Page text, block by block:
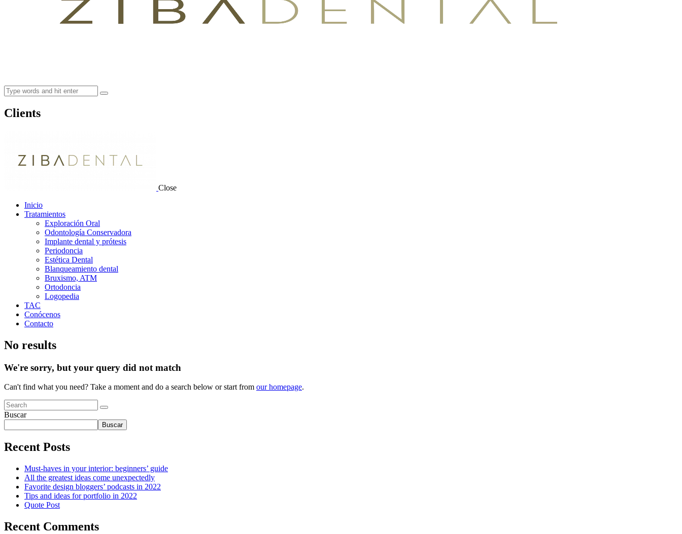
Clients
Close
Inicio
Tratamientos
Exploración Oral
Odontología Conservadora
Implante dental y prótesis
Periodoncia
Estética Dental
Blanqueamiento dental
Bruxismo, ATM
Ortodoncia
Logopedia
TAC
Conócenos
Contacto
No results
We're sorry, but your query did not match
Can't find what you need? Take a moment and do a search below or start from our homepage.
Buscar
Buscar
Recent Posts
Must-haves in your interior: beginners’ guide
All the greatest ideas come unexpectedly
Favorite design bloggers’ podcasts in 2022
Tips and ideas for portfolio in 2022
Quote Post
Recent Comments